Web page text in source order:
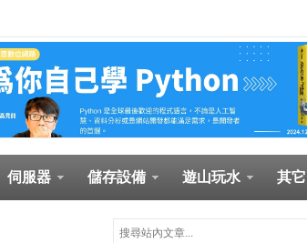
伺服器 儲存設備 遊山玩水 其它